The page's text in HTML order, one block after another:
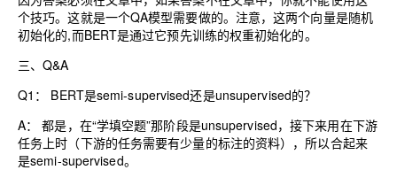
个技巧。这就是一个QA模型需要做的。注意，这两个向量是随机
初始化的,而BERT是通过它预先训练的权重初始化的。
三、Q&A
Q1： BERT是semi-supervised还是unsupervised的？
A： 都是，在“学填空题”那阶段是unsupervised，接下来用在下游
任务上时（下游的任务需要有少量的标注的资料），所以合起来
是semi-supervised。